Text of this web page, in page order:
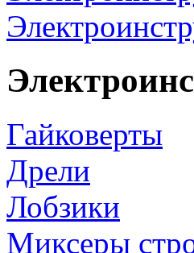
Гайковерты
Дрели
Лобзики
Миксеры